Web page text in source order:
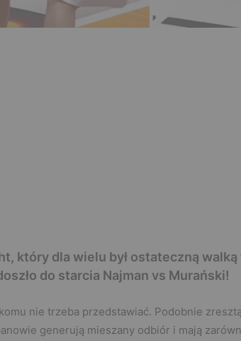
który dla wielu był ostateczną
do starcia Najman vs Murański!
nie trzeba przedstawiać. Podobnie
generują mieszany odbiór i mają